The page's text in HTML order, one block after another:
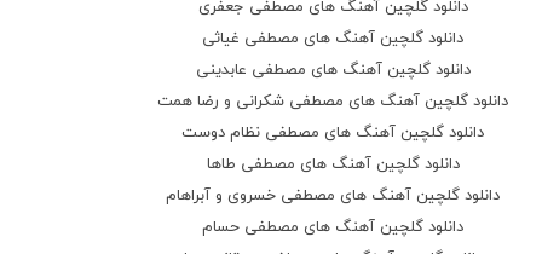
تو آسمون پی ات میگشتم
یهو تورو دیدم و قلبم رفت
با چشات میشه حال دلم بد باشه
اون چشایی که رو سرم جا شه
دیگه مث ما مگه هست عاشق
دانلود گلچین آهنگ های مصطفی جعفری
دانلود گلچین آهنگ های مصطفی غیاثی
دانلود گلچین آهنگ های مصطفی عابدینی
دانلود گلچین آهنگ های مصطفی شکرانی و رضا همت
دانلود گلچین آهنگ های مصطفی نظام دوست
دانلود گلچین آهنگ های مصطفی طاها
دانلود گلچین آهنگ های مصطفی خسروی و آبراهام
دانلود گلچین آهنگ های مصطفی حسام